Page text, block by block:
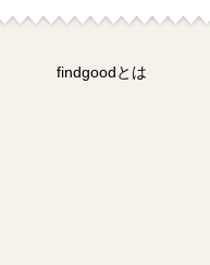
findgoodとは